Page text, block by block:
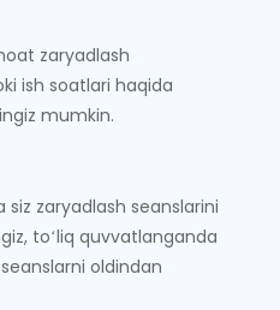
zaryadlash
ish soatlari haqida
mumkin.
zaryadlash seanslarini
toʻliq quvvatlanganda
oldindan